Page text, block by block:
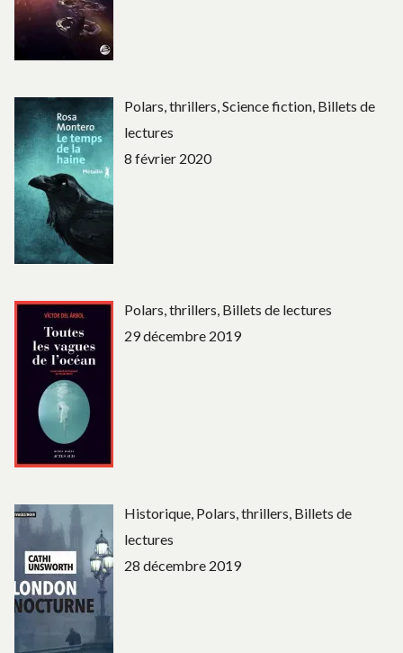
Polars, thrillers, Science fiction, Billets de
lectures
8 février 2020
Polars, thrillers, Billets de lectures
29 décembre 2019
Historique, Polars, thrillers, Billets de
lectures
28 décembre 2019